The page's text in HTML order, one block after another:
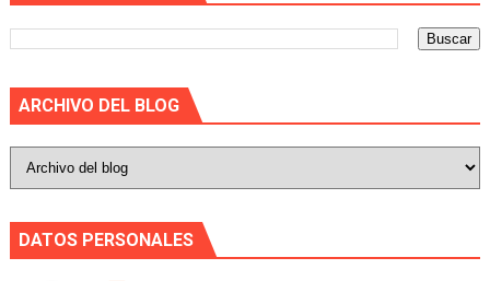
ARCHIVO DEL BLOG
DATOS PERSONALES